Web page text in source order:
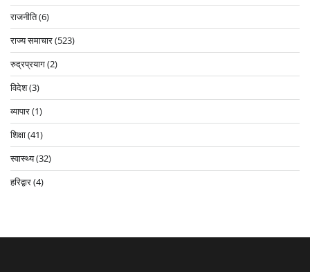
राजनीति(6)
राज्य समाचार(523)
रुद्रप्रयाग(2)
विदेश(3)
व्यापार(1)
शिक्षा(41)
स्वास्थ्य(32)
हरिद्वार(4)